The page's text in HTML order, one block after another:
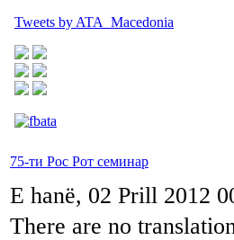
Tweets by ATA_Macedonia
75-ти Рос Рот семинар
E hanë, 02 Prill 2012
There are no